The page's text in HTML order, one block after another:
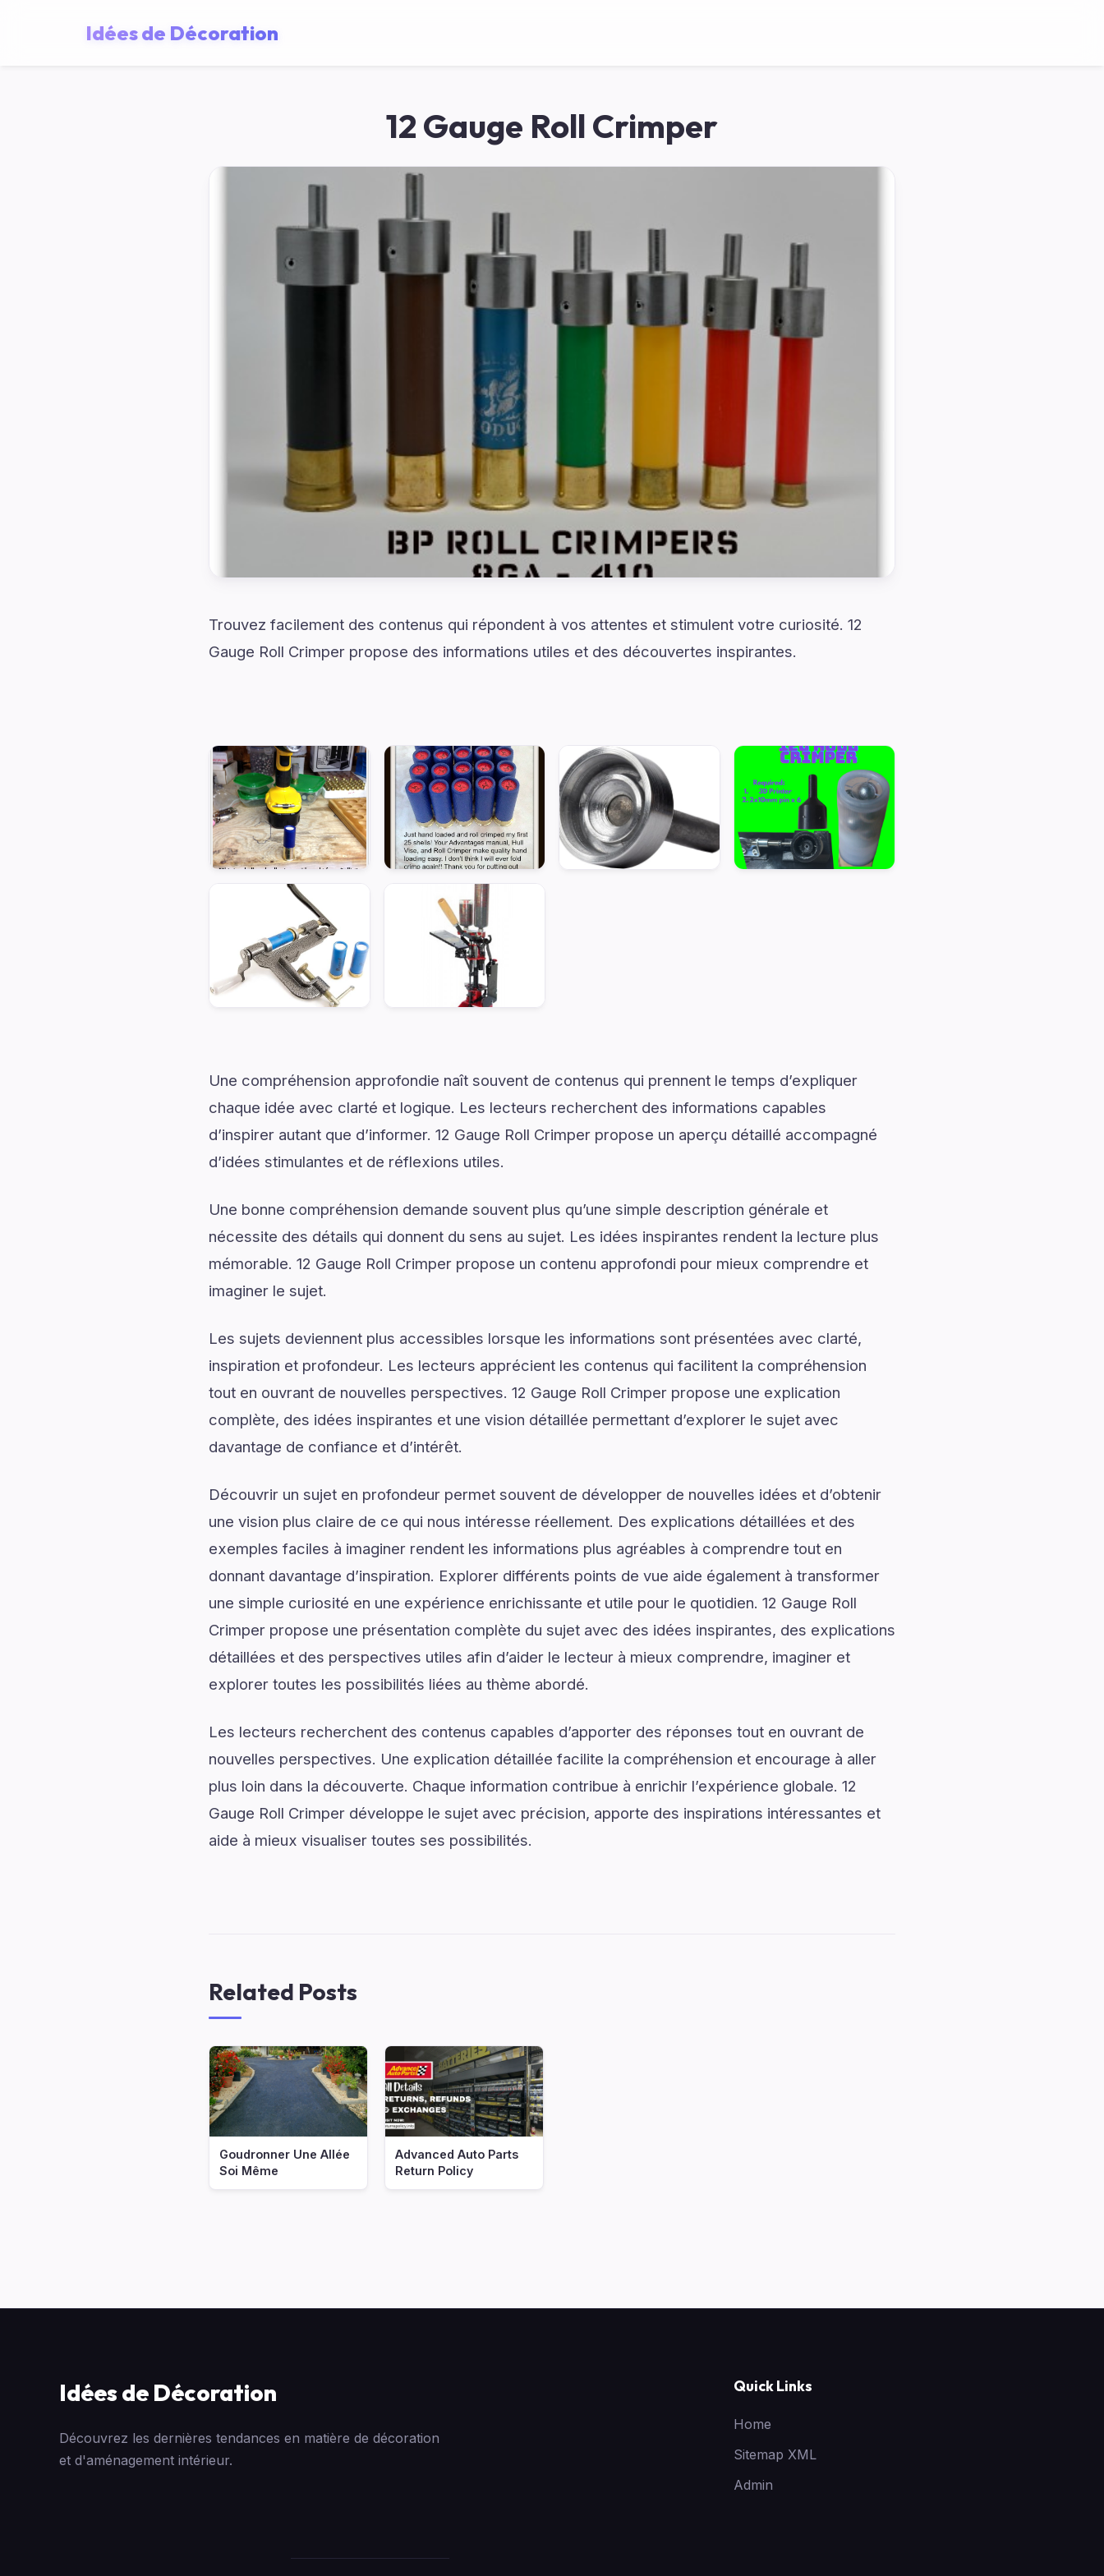
Idées de Décoration
12 Gauge Roll Crimper
Trouvez facilement des contenus qui répondent à vos attentes et stimulent votre curiosité. 12
Gauge Roll Crimper propose des informations utiles et des découvertes inspirantes.
Une compréhension approfondie naît souvent de contenus qui prennent le temps d’expliquer
chaque idée avec clarté et logique. Les lecteurs recherchent des informations capables
d’inspirer autant que d’informer. 12 Gauge Roll Crimper propose un aperçu détaillé accompagné
d’idées stimulantes et de réflexions utiles.
Une bonne compréhension demande souvent plus qu’une simple description générale et
nécessite des détails qui donnent du sens au sujet. Les idées inspirantes rendent la lecture plus
mémorable. 12 Gauge Roll Crimper propose un contenu approfondi pour mieux comprendre et
imaginer le sujet.
Les sujets deviennent plus accessibles lorsque les informations sont présentées avec clarté,
inspiration et profondeur. Les lecteurs apprécient les contenus qui facilitent la compréhension
tout en ouvrant de nouvelles perspectives. 12 Gauge Roll Crimper propose une explication
complète, des idées inspirantes et une vision détaillée permettant d’explorer le sujet avec
davantage de confiance et d’intérêt.
Découvrir un sujet en profondeur permet souvent de développer de nouvelles idées et d’obtenir
une vision plus claire de ce qui nous intéresse réellement. Des explications détaillées et des
exemples faciles à imaginer rendent les informations plus agréables à comprendre tout en
donnant davantage d’inspiration. Explorer différents points de vue aide également à transformer
une simple curiosité en une expérience enrichissante et utile pour le quotidien. 12 Gauge Roll
Crimper propose une présentation complète du sujet avec des idées inspirantes, des explications
détaillées et des perspectives utiles afin d’aider le lecteur à mieux comprendre, imaginer et
explorer toutes les possibilités liées au thème abordé.
Les lecteurs recherchent des contenus capables d’apporter des réponses tout en ouvrant de
nouvelles perspectives. Une explication détaillée facilite la compréhension et encourage à aller
plus loin dans la découverte. Chaque information contribue à enrichir l’expérience globale. 12
Gauge Roll Crimper développe le sujet avec précision, apporte des inspirations intéressantes et
aide à mieux visualiser toutes ses possibilités.
Related Posts
Goudronner Une Allée
Soi Même
Advanced Auto Parts
Return Policy
Idées de Décoration
Découvrez les dernières tendances en matière de décoration
et d'aménagement intérieur.
Quick Links
Home
Sitemap XML
Admin